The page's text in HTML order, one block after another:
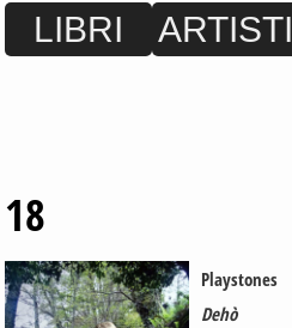
LIBRI ARTISTI
18
Playstones
Dehò